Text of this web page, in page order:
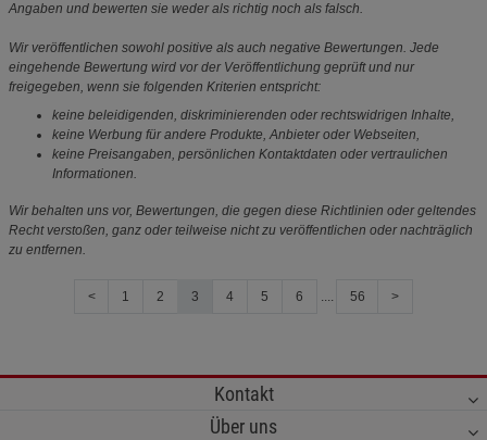
Angaben und bewerten sie weder als richtig noch als falsch.
Wir veröffentlichen sowohl positive als auch negative Bewertungen. Jede
eingehende Bewertung wird vor der Veröffentlichung geprüft und nur
freigegeben, wenn sie folgenden Kriterien entspricht:
keine beleidigenden, diskriminierenden oder rechtswidrigen Inhalte,
keine Werbung für andere Produkte, Anbieter oder Webseiten,
keine Preisangaben, persönlichen Kontaktdaten oder vertraulichen
Informationen.
Wir behalten uns vor, Bewertungen, die gegen diese Richtlinien oder geltendes
Recht verstoßen, ganz oder teilweise nicht zu veröffentlichen oder nachträglich
zu entfernen.
< 1 2 3 4 5 6 .... 56 >
Kontakt
Über uns